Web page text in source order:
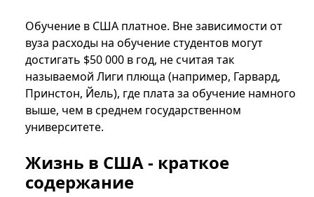
Обучение в США платное. Вне зависимости от
вуза расходы на обучение студентов могут
достигать $50 000 в год, не считая так
называемой Лиги плюща (например, Гарвард,
Принстон, Йель), где плата за обучение намного
выше, чем в среднем государственном
университете.
Жизнь в США - краткое
содержание